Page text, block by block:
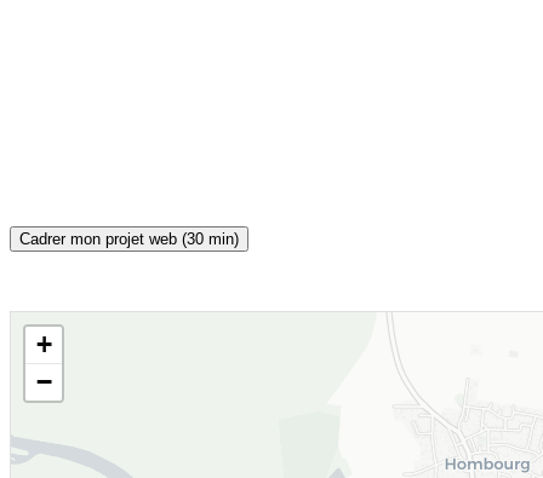
Cadrer mon projet web (30 min)
CARTE INTERACTIVE
+
−